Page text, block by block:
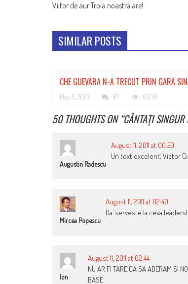
NAVIGATION
Viitor de aur Troia noastră are!
SIMILAR POSTS
CHE GUEVARA N-A TRECUT PRIN GARA
May 5, 2010 87 6936
50 THOUGHTS ON “CÂNTAŢI SINGUR
Augustin Radescu
August 11, 2011 at 00:50
Un text excelent, Victor
Mircea Popescu
August 11, 2011 at 02:40
Da’ serveste la ceva
Ion
August 11, 2011 at 02:44
NU AR FI TARE CA SA ADERAM SI
BASE.